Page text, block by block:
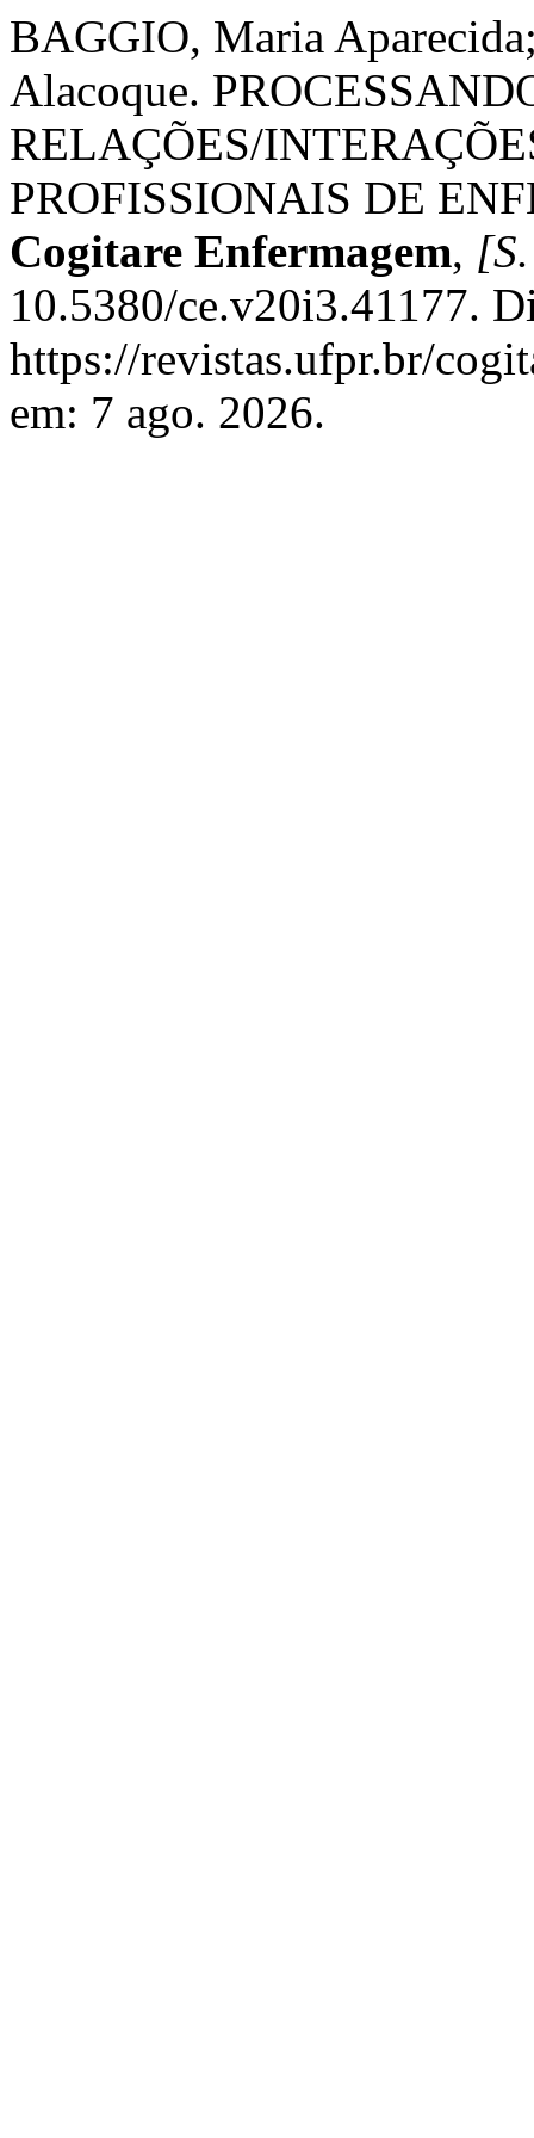
BAGGIO, Maria
Alacoque.
RELAÇÕES/
PROFISSIONAIS DE
Cogitare Enfermagem,
10.5380/ce.v20i3.41177.
https://revistas.ufpr.br/
em: 7 ago. 2026.